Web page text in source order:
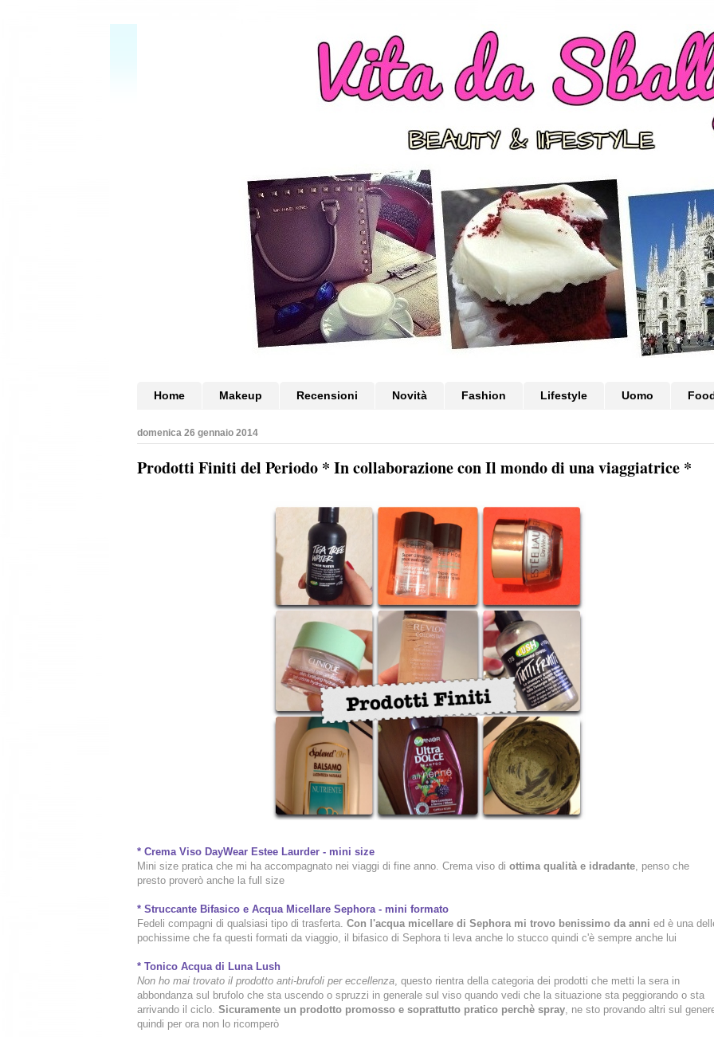
Home Makeup Recensioni Novità Fashion Lifestyle Uomo
domenica 26 gennaio 2014
Prodotti Finiti del Periodo * In collaborazione con Il mondo di una viaggiatrice *
* Crema Viso DayWear Estee Laurder - mini size
Mini size pratica che mi ha accompagnato nei viaggi di fine anno. Crema viso di ottima qualità e idradante , penso che
presto proverò anche la full size
* Struccante Bifasico e Acqua Micellare Sephora - mini formato
Fedeli compagni di qualsiasi tipo di trasferta. Con l'acqua micellare di Sephora mi trovo benissimo da anni ed è una
pochissime che fa questi formati da viaggio, il bifasico di Sephora ti leva anche lo stucco quindi c'è sempre anche lui
* Tonico Acqua di Luna Lush
Non ho mai trovato il prodotto anti-brufoli per eccellenza , questo rientra della categoria dei prodotti che metti la sera in
abbondanza sul brufolo che sta uscendo o spruzzi in generale sul viso quando vedi che la situazione sta peggiorando o sta
arrivando il ciclo. Sicuramente un prodotto promosso e soprattutto pratico perchè spray , ne sto provando altri sul
quindi per ora non lo ricomperò